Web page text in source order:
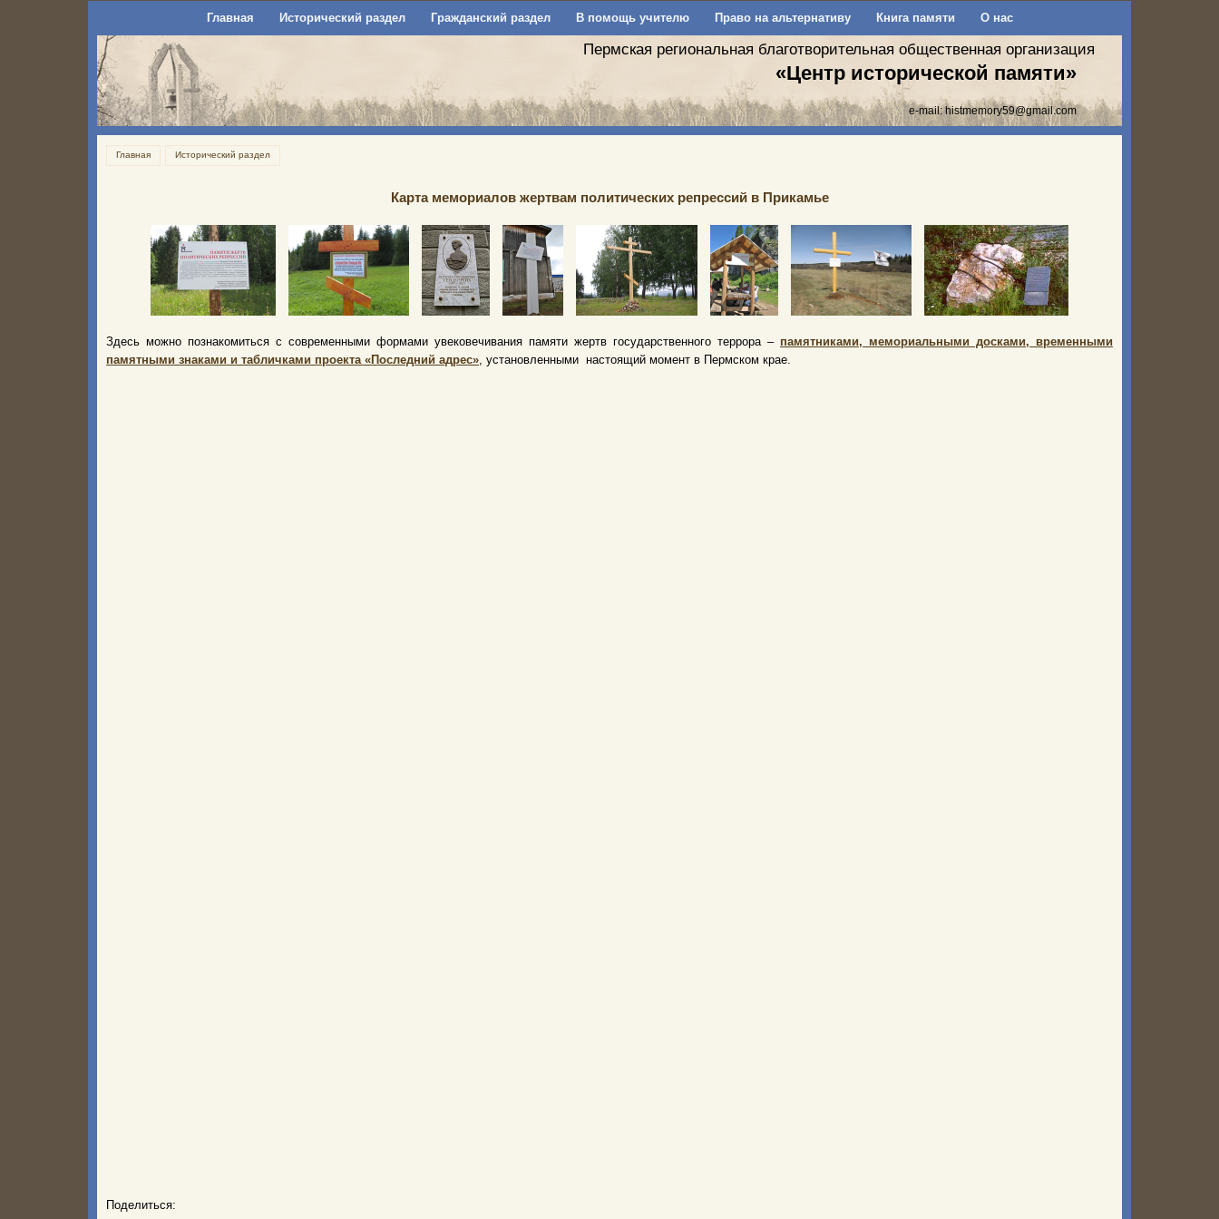
Главная Исторический раздел Гражданский раздел В помощь учителю Право на альтернативу Книга памяти О нас
Пермская региональная благотворительная общественная организация
«Центр исторической памяти»
e-mail:histmemory59@gmail.com
Главная Исторический раздел
Карта мемориалов жертвам политических репрессий в Прикамье
Здесь можно познакомиться с современными формами увековечивания памяти жертв государственного террора – памятниками, мемориальными досками, временными
памятными знаками и табличками проекта «Последний адрес», установленными настоящий момент в Пермском крае.
Поделиться: